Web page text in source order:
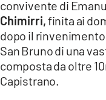
convivente di
Chimirri,finita ai
dopo il rinvenimento
San Bruno di una
composta da oltre
Capistrano.